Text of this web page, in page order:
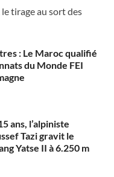
le tirage au sort des
: Le Maroc qualifié
du Monde FEI
ans, l’alpiniste
Tazi gravit le
Yatse II à 6.250 m